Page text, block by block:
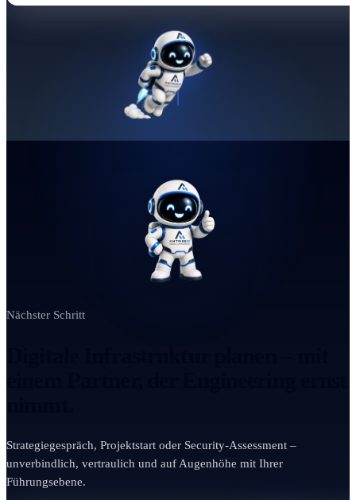
Nächster Schritt
Strategiegespräch, Projektstart oder Security-Assessment –
unverbindlich, vertraulich und auf Augenhöhe mit Ihrer
Führungsebene.